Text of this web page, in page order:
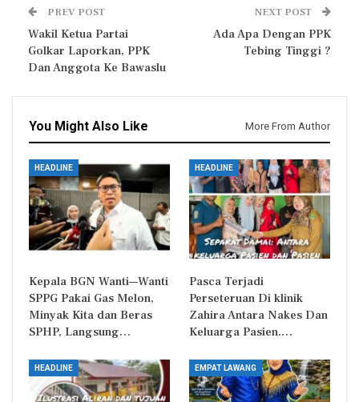
PREV POST
Wakil Ketua Partai
Golkar Laporkan, PPK
Dan Anggota Ke Bawaslu
NEXT POST
Ada Apa Dengan PPK
Tebing Tinggi ?
You Might Also Like More From Author
HEADLINE
Kepala BGN Wanti—Wanti
SPPG Pakai Gas Melon,
Minyak Kita dan Beras
SPHP, Langsung…
HEADLINE
Pasca Terjadi
Perseteruan Di klinik
Zahira Antara Nakes Dan
Keluarga Pasien.…
HEADLINE EMPAT LAWANG